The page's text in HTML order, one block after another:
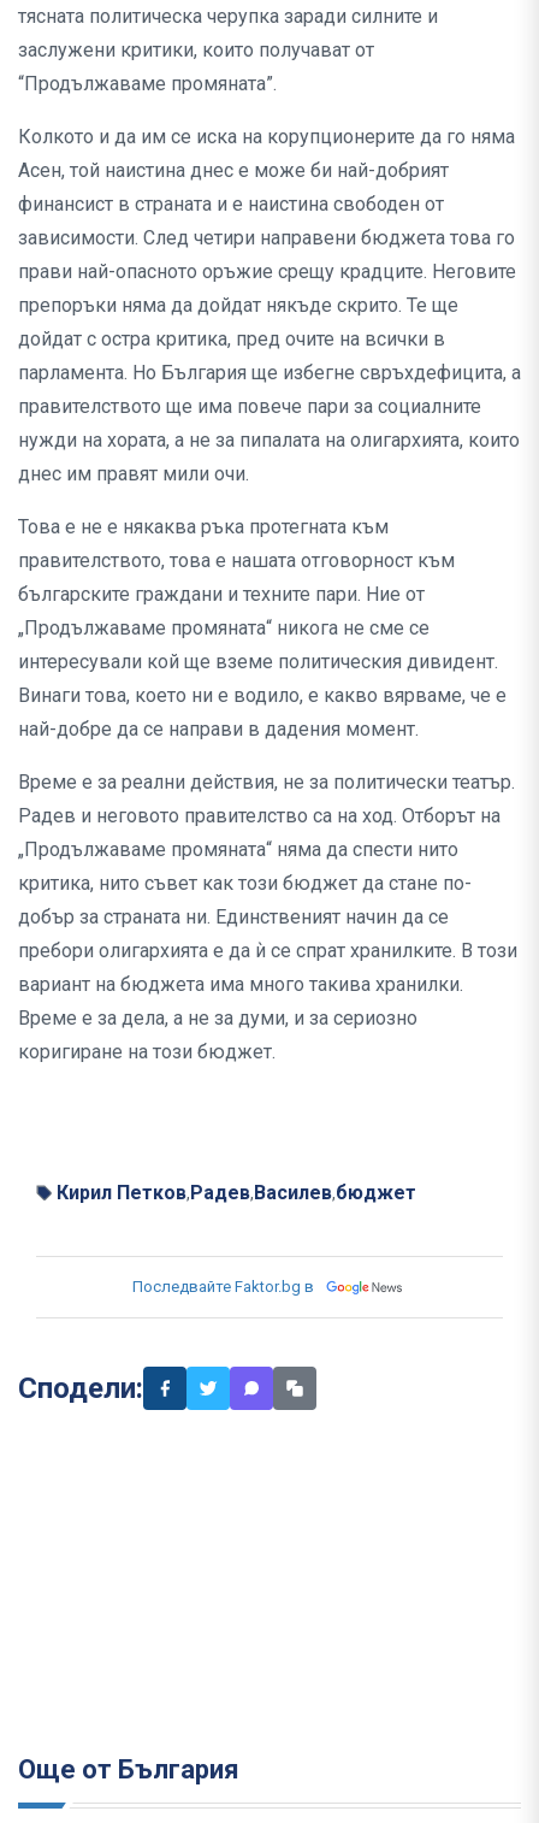
тясната политическа черупка заради силните и
заслужени критики, които получават от
“Продължаваме промяната”.
Колкото и да им се иска на корупционерите да го няма
Асен, той наистина днес е може би най-добрият
финансист в страната и е наистина свободен от
зависимости. След четири направени бюджета това го
прави най-опасното оръжие срещу крадците. Неговите
препоръки няма да дойдат някъде скрито. Те ще
дойдат с остра критика, пред очите на всички в
парламента. Но България ще избегне свръхдефицита, а
правителството ще има повече пари за социалните
нужди на хората, а не за пипалата на олигархията, които
днес им правят мили очи.
Това е не е някаква ръка протегната към
правителството, това е нашата отговорност към
българските граждани и техните пари. Ние от
„Продължаваме промяната“ никога не сме се
интересували кой ще вземе политическия дивидент.
Винаги това, което ни е водило, е какво вярваме, че е
най-добре да се направи в дадения момент.
Време е за реални действия, не за политически театър.
Радев и неговото правителство са на ход. Отборът на
„Продължаваме промяната“ няма да спести нито
критика, нито съвет как този бюджет да стане по-
добър за страната ни. Единственият начин да се
пребори олигархията е да ѝ се спрат хранилките. В този
вариант на бюджета има много такива хранилки.
Време е за дела, а не за думи, и за сериозно
коригиране на този бюджет.
Кирил Петков, Радев, Василев,бюджет
Последвайте Faktor.bg в
Сподели:
Още от България